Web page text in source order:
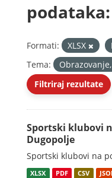
podataka:
Formati: XLSX
Tema:
Filtriraj rezultate
Sportski klubovi
Dugopolje
Sportski klubovi na
XLSX PDF CSV